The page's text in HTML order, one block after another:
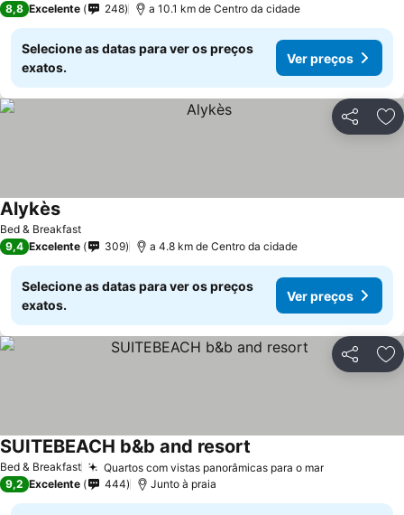
8,8 Excelente 248 a 10.1 km de Centro da cidade
Selecione as datas para ver os preços
exatos.
Ver preços
Partilhar
Bed & Breakfast
Alykès
9,4 Excelente 309 a 4.8 km de Centro da cidade
Selecione as datas para ver os preços
exatos.
Ver preços
Partilhar
Bed & Breakfast Quartos com vistas panorâmicas para o mar
SUITEBEACH b&b and resort
9,2 Excelente 444 Junto à praia